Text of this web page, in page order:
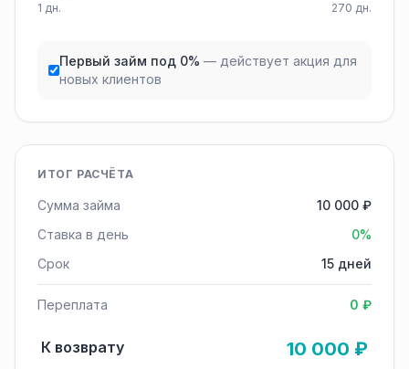
1 дн. 270 дн.
Первый займ под 0% — действует акция для
новых клиентов
ИТОГ РАСЧЁТА
Сумма займа
10 000 ₽
Ставка в день
0%
Срок
15 дней
Переплата 0 ₽
К возврату 10 000 ₽